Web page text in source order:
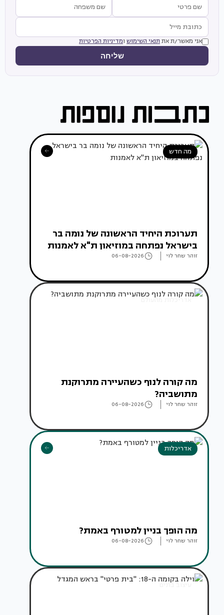
אני מאשר/ת את תנאי השימוש ומדיניות הפרטיות
שליחה
מה חדש
תערוכת היחיד הראשונה של נומה בר
בישראל נפתחה במוזיאון ת"א לאמנות
זוהר שחר לוי 06-08-2026
אדריכלות מהעולם
מה קורה לנוף כשהעיירה מתרוקנת
מתושביה?
זוהר שחר לוי 06-08-2026
אדריכלות
מה הופך בניין למטורף באמת?
זוהר שחר לוי 06-08-2026
עיצוב בתים